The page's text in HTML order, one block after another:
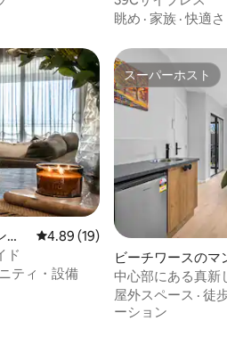
眺め · 家族 ·快適さ
価
・
レビュー19件、5つ星中4.89つ
4.89 (19)
ド
ティ・設備
スーパーホスト
スーパーホスト
ビーチワースのマ
アパート
中心部にある真新
屋外スペース · 徒
ーション